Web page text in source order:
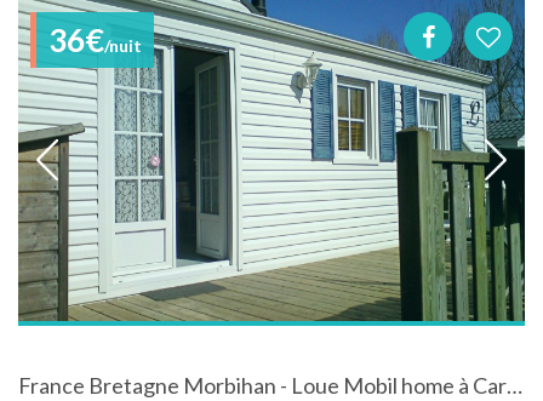
36€/nuit
France Bretagne Morbihan - Loue Mobil home à Carnac